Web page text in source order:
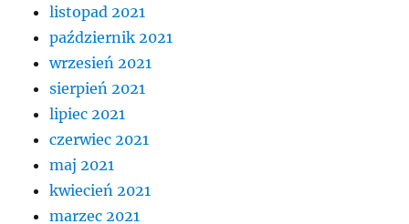
listopad 2021
październik 2021
wrzesień 2021
sierpień 2021
lipiec 2021
czerwiec 2021
maj 2021
kwiecień 2021
marzec 2021